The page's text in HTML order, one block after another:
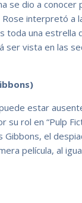
se dio a
Rose interpretó a
toda una estrella
vista en las
estar
su rol en “Pulp
el
película, al